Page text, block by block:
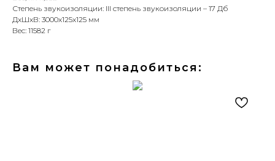
Степень звукоизоляции: III степень звукоизоляции – 17 Дб
ДxШxВ: 3000x125x125 мм
Вес: 11582 г
Вам может понадобиться: